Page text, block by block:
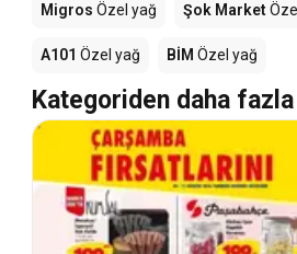
Migros Özel yağ Şok Market
A101 Özel yağ BİM Özel yağ
Kategoriden daha